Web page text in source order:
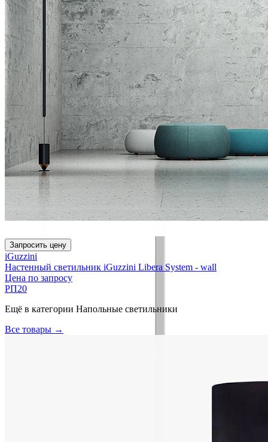
Запросить цену
iGuzzini
Настенный светильник iGuzzini Libera System - wall
Цена по запросу
РП20
Ещё в категории Напольные светильники
Все товары →